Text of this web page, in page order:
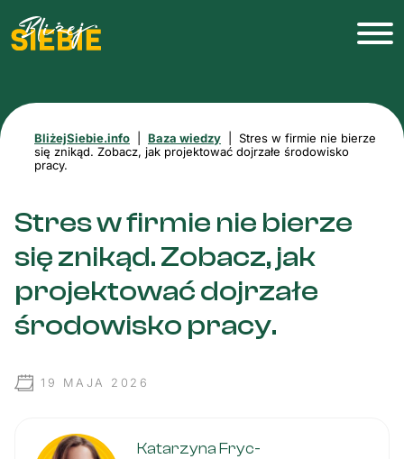
BliżejSiebie.info Baza wiedzy
Stres w firmie nie bierze
się znikąd. Zobacz, jak projektować dojrzałe środowisko
pracy.
Stres w firmie nie bierze
się znikąd. Zobacz, jak
projektować dojrzałe
środowisko pracy.
19 MAJA 2026
Katarzyna Fryc-